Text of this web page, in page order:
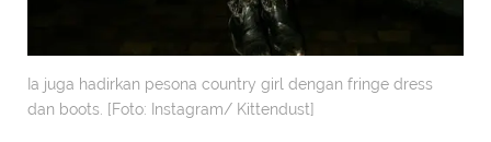
Ia juga hadirkan pesona country girl dengan fringe dress
dan boots. [Foto: Instagram/ Kittendust]